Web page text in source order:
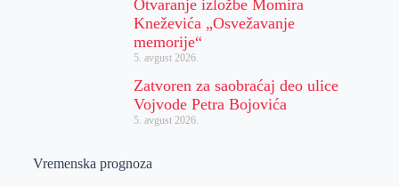
Otvaranje izložbe Momira
Kneževića „Osvežavanje
memorije“
5. avgust 2026.
Zatvoren za saobraćaj deo ulice
Vojvode Petra Bojovića
5. avgust 2026.
Vremenska prognoza